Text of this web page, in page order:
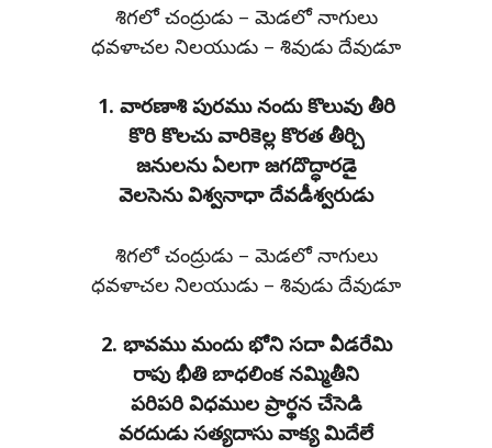
శిగలో చంద్రుడు – మెడలో నాగులు
ధవళాచల నిలయుడు – శివుడు దేవుడూ
1. వారణాశి పురము నందు కొలువు తీరి
కొరి కొలచు వారికెల్ల కొరత తీర్చి
జనులను ఏలగా జగదొద్ధారడై
వెలసెను విశ్వనాధా దేవడీశ్వరుడు
శిగలో చంద్రుడు – మెడలో నాగులు
ధవళాచల నిలయుడు – శివుడు దేవుడూ
2. భావము మందు భోని సదా వీడరేమి
రాపు భీతి బాధలింక నమ్మితీని
పరిపరి విధముల ప్రార్థన చేసెడి
వరదుడు సత్యదాసు వాక్య మిదేలే